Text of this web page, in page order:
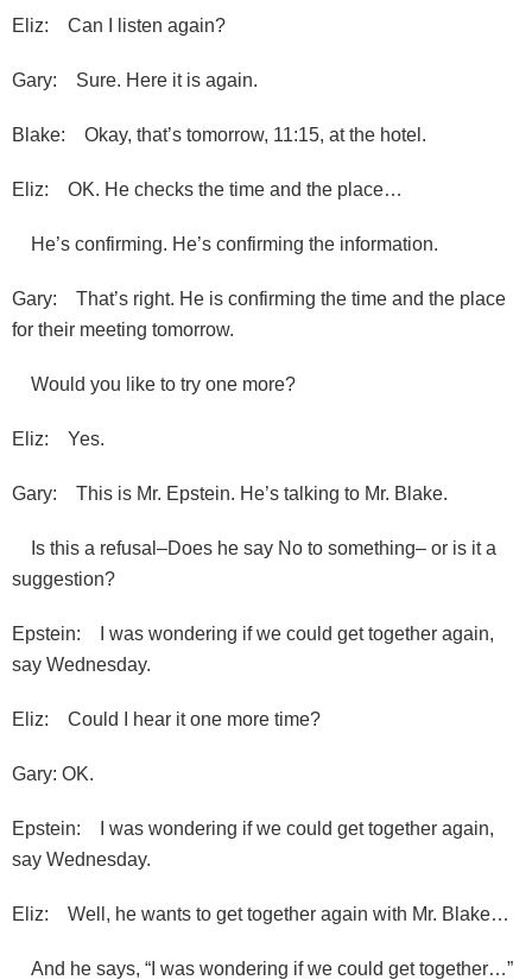
Eliz: Can I listen again?
Gary: Sure. Here it is again.
Blake: Okay, that’s tomorrow, 11:15, at the hotel.
Eliz: OK. He checks the time and the place…
He’s confirming. He’s confirming the information.
Gary: That’s right. He is confirming the time and the place
for their meeting tomorrow.
Would you like to try one more?
Eliz: Yes.
Gary: This is Mr. Epstein. He’s talking to Mr. Blake.
Is this a refusal–Does he say No to something– or is it a
suggestion?
Epstein: I was wondering if we could get together again,
say Wednesday.
Eliz: Could I hear it one more time?
Gary: OK.
Epstein: I was wondering if we could get together again,
say Wednesday.
Eliz: Well, he wants to get together again with Mr. Blake…
And he says, “I was wondering if we could get together…”